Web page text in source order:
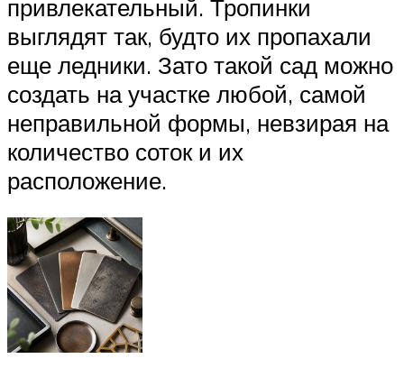
привлекательный. Тропинки
выглядят так, будто их пропахали
еще ледники. Зато такой сад можно
создать на участке любой, самой
неправильной формы, невзирая на
количество соток и их
расположение.